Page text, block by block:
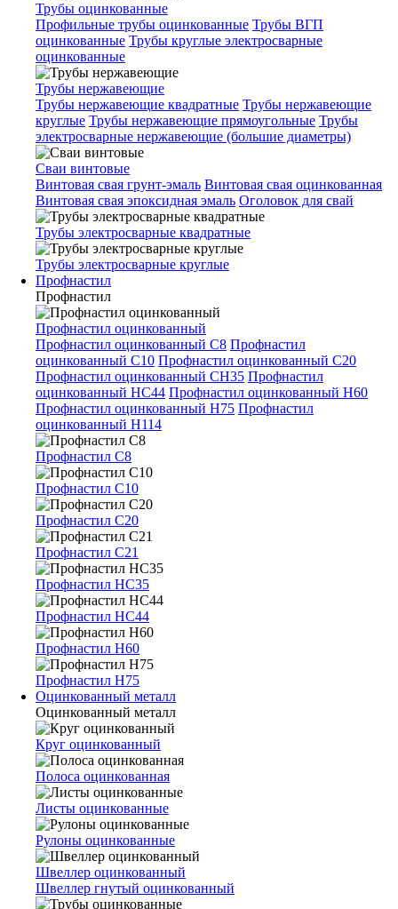
Трубы оцинкованные
Профильные трубы оцинкованные Трубы ВГП
оцинкованные Трубы круглые электросварные
оцинкованные
Трубы нержавеющие
Трубы нержавеющие квадратные Трубы нержавеющие
круглые Трубы нержавеющие прямоугольные Трубы
электросварные нержавеющие (большие диаметры)
Сваи винтовые
Винтовая свая грунт-эмаль Винтовая свая оцинкованная
Винтовая свая эпоксидная эмаль Оголовок для свай
Трубы электросварные квадратные
Трубы электросварные круглые
Профнастил
Профнастил
Профнастил оцинкованный
Профнастил оцинкованный С8 Профнастил
оцинкованный С10 Профнастил оцинкованный С20
Профнастил оцинкованный СН35 Профнастил
оцинкованный НС44 Профнастил оцинкованный Н60
Профнастил оцинкованный Н75 Профнастил
оцинкованный Н114
Профнастил С8
Профнастил С10
Профнастил С20
Профнастил С21
Профнастил НС35
Профнастил НС44
Профнастил Н60
Профнастил Н75
Оцинкованный металл
Оцинкованный металл
Круг оцинкованный
Полоса оцинкованная
Листы оцинкованные
Рулоны оцинкованные
Швеллер оцинкованный
Швеллер гнутый оцинкованный